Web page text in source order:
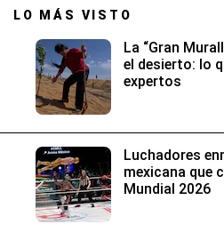
LO MÁS VISTO
La “Gran
el desierto: lo
expertos
Luchadores
mexicana que
Mundial 2026